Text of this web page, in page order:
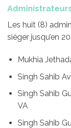
Les huit (8)
siéger jusqu’en
Mukhia
Singh Sahib
Singh Sahib
VA
Singh Sahib